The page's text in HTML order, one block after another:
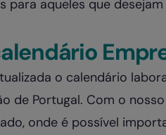
para aqueles que
o calendário
de Portugal. Com o
onde é possível